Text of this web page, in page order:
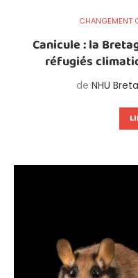
CHANGEMENT
Canicule : la
réfugiés
de NHU